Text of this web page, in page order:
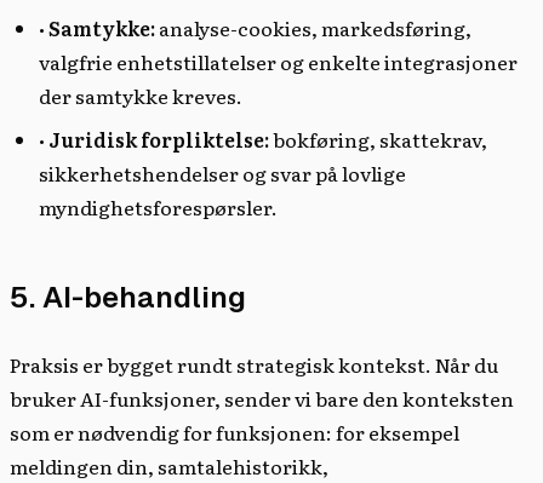
•Samtykke:analyse-cookies, markedsføring,
valgfrie enhetstillatelser og enkelte integrasjoner
der samtykke kreves.
• Juridisk forpliktelse:bokføring, skattekrav,
sikkerhetshendelser og svar på lovlige
myndighetsforespørsler.
5. AI-behandling
Praksis er bygget rundt strategisk kontekst. Når du
bruker AI-funksjoner, sender vi bare den konteksten
som er nødvendig for funksjonen: for eksempel
meldingen din, samtalehistorikk,